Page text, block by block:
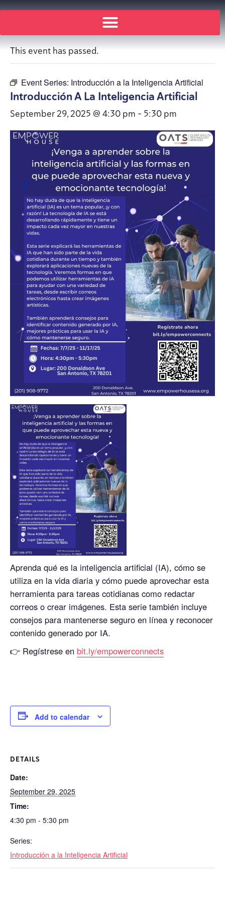
This event has passed.
Event Series: Introducción a la Inteligencia Artificial
Introducción A La Inteligencia Artificial
September 29, 2025 @ 4:30 pm - 5:30 pm
Aprenda qué es la inteligencia artificial (IA), cómo se
utiliza en la vida diaria y cómo puede aprovechar esta
herramienta para tareas cotidianas como redactar
correos o crear imágenes. Esta serie también incluye
consejos para mantenerse seguro en línea y reconocer
contenido generado por IA.
👉 Regístrese en bit.ly/empowerconnects
Add to calendar
DETAILS
Date:
September 29, 2025
Time:
4:30 pm - 5:30 pm
Series:
Introducción a la Inteligencia Artificial